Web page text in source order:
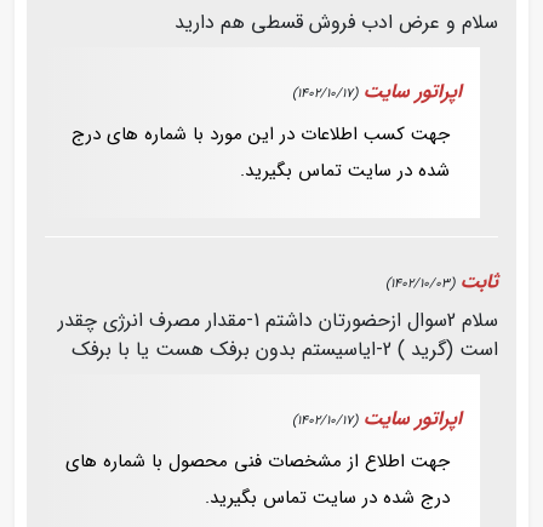
سلام و عرض ادب فروش قسطی هم دارید
اپراتور سایت (1402/10/17)
جهت کسب اطلاعات در این مورد با شماره های درج
شده در سایت تماس بگیرید.
ثابت (1402/10/03)
سلام 2سوال ازحضورتان داشتم 1-مقدار مصرف انرژی چقدر
است (گرید ) 2-ایاسیستم بدون برفک هست یا با برفک
اپراتور سایت (1402/10/17)
جهت اطلاع از مشخصات فنی محصول با شماره های
درج شده در سایت تماس بگیرید.